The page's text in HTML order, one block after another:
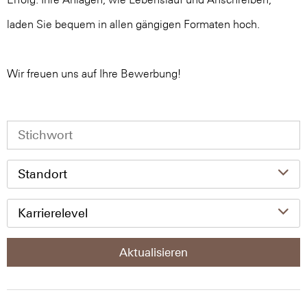
laden Sie bequem in allen gängigen Formaten hoch.
Wir freuen uns auf Ihre Bewerbung!
Standort
Karrierelevel
Aktualisieren